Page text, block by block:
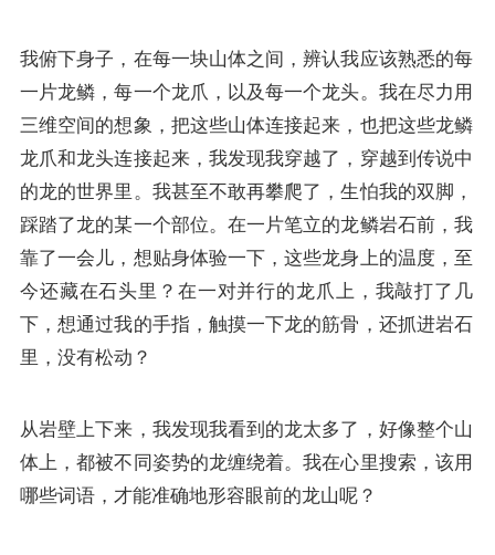
我俯下身子，在每一块山体之间，辨认我应该熟悉的每
一片龙鳞，每一个龙爪，以及每一个龙头。我在尽力用
三维空间的想象，把这些山体连接起来，也把这些龙鳞
龙爪和龙头连接起来，我发现我穿越了，穿越到传说中
的龙的世界里。我甚至不敢再攀爬了，生怕我的双脚，
踩踏了龙的某一个部位。在一片笔立的龙鳞岩石前，我
靠了一会儿，想贴身体验一下，这些龙身上的温度，至
今还藏在石头里？在一对并行的龙爪上，我敲打了几
下，想通过我的手指，触摸一下龙的筋骨，还抓进岩石
里，没有松动？
从岩壁上下来，我发现我看到的龙太多了，好像整个山
体上，都被不同姿势的龙缠绕着。我在心里搜索，该用
哪些词语，才能准确地形容眼前的龙山呢？